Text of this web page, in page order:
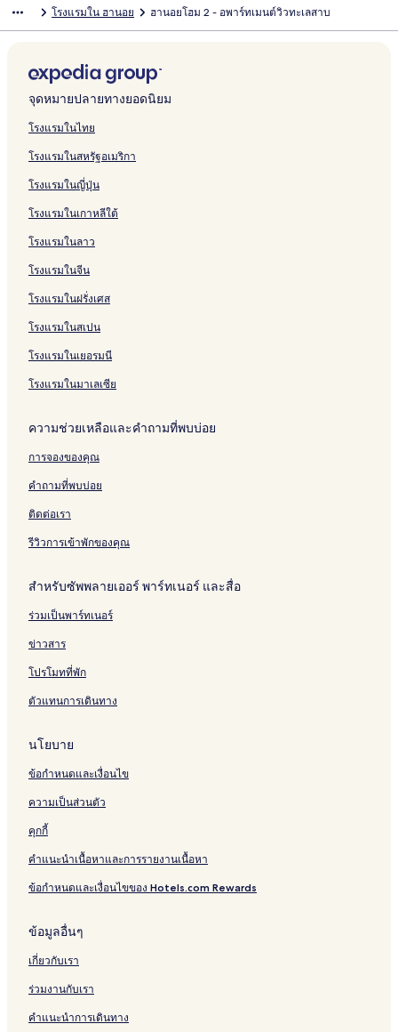
โรงแรมใน ฮานอย ฮานอยโฮม 2 - อพาร์ทเมนต์วิวทะเลสาบ
จุดหมายปลายทางยอดนิยม
โรงแรมในไทย
โรงแรมในสหรัฐอเมริกา
โรงแรมในญี่ปุ่น
โรงแรมในเกาหลีใต้
โรงแรมในลาว
โรงแรมในจีน
โรงแรมในฝรั่งเศส
โรงแรมในสเปน
โรงแรมในเยอรมนี
โรงแรมในมาเลเซีย
ความช่วยเหลือและคำถามที่พบบ่อย
การจองของคุณ
คำถามที่พบบ่อย
ติดต่อเรา
รีวิวการเข้าพักของคุณ
สำหรับซัพพลายเออร์ พาร์ทเนอร์ และสื่อ
ร่วมเป็นพาร์ทเนอร์
ข่าวสาร
โปรโมทที่พัก
ตัวแทนการเดินทาง
นโยบาย
ข้อกำหนดและเงื่อนไข
ความเป็นส่วนตัว
คุกกี้
คำแนะนำเนื้อหาและการรายงานเนื้อหา
ข้อกำหนดและเงื่อนไขของ Hotels.com Rewards
ข้อมูลอื่นๆ
เกี่ยวกับเรา
ร่วมงานกับเรา
คำแนะนำการเดินทาง